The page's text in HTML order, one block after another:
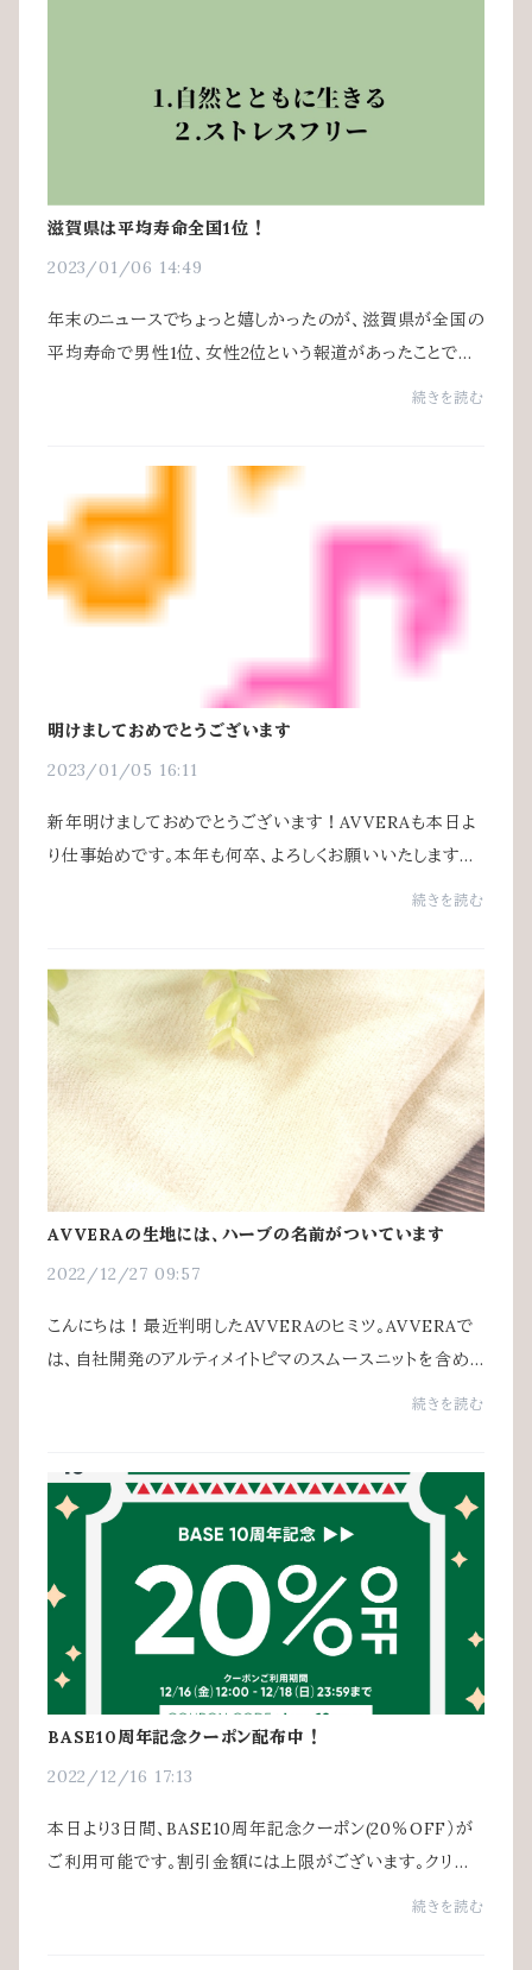
滋賀県は平均寿命全国1位！
2023/01/06 14:49
年末のニュースでちょっと嬉しかったのが、滋賀県が全国の
平均寿命で男性1位、女性2位という報道があったことで
す。滋賀県の長寿の秘訣を各報道からまとめてみました。
続きを読む
明けましておめでとうございます
2023/01/05 16:11
新年明けましておめでとうございます！AVVERAも本日よ
り仕事始めです。本年も何卒、よろしくお願いいたします音
続きを読む
AVVERAの生地には、ハーブの名前がついています
2022/12/27 09:57
こんにちは！最近判明したAVVERAのヒミツ。AVVERAで
は、自社開発のアルティメイトピマのスムースニットを含め、
10種類近いオーガニックコットン100％生地を使っていま
続きを読む
BASE10周年記念クーポン配布中！
2022/12/16 17:13
本日より3日間、BASE10周年記念クーポン(20％OFF）が
ご利用可能です。割引金額には上限がございます。クリス
マスリースのご購入にはこちらのクーポンがお得になります
続きを読む